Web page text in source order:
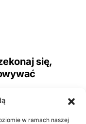
w ramach naszej
się,
Na…